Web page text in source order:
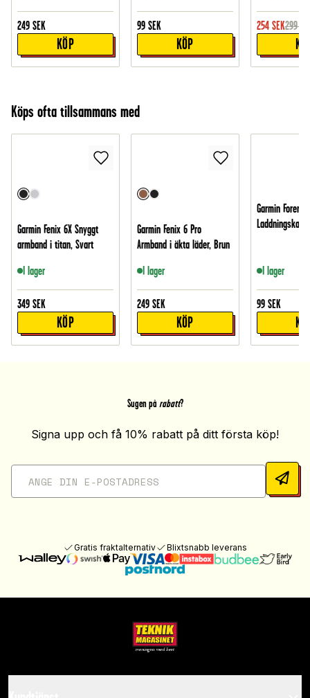
249 SEK
KÖP
99 SEK
KÖP
254 SEK299
Köps ofta tillsammans med
Garmin Fenix 6X Snyggt
armband i titan, Svart
I lager
349 SEK
KÖP
Garmin Fenix 6 Pro
Armband i äkta läder, Brun
I lager
249 SEK
KÖP
Garmin
I lager
99 SEK
Sugen på rabatt?
Signa upp och få 10% rabatt på ditt första köp!
Gratis fraktalternativ Blixtsnabb leverans